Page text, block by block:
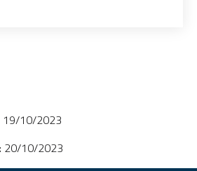
19/10/2023
20/10/2023